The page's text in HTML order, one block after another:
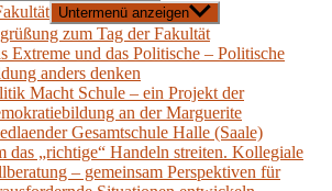
Untermenü anzeigen
zum Tag der Fakultät
Extreme und das Politische – Politische
anders denken
Macht Schule – ein Projekt der
an der Marguerite
Gesamtschule Halle (Saale)
das „richtige“ Handeln streiten. Kollegiale
– gemeinsam Perspektiven für